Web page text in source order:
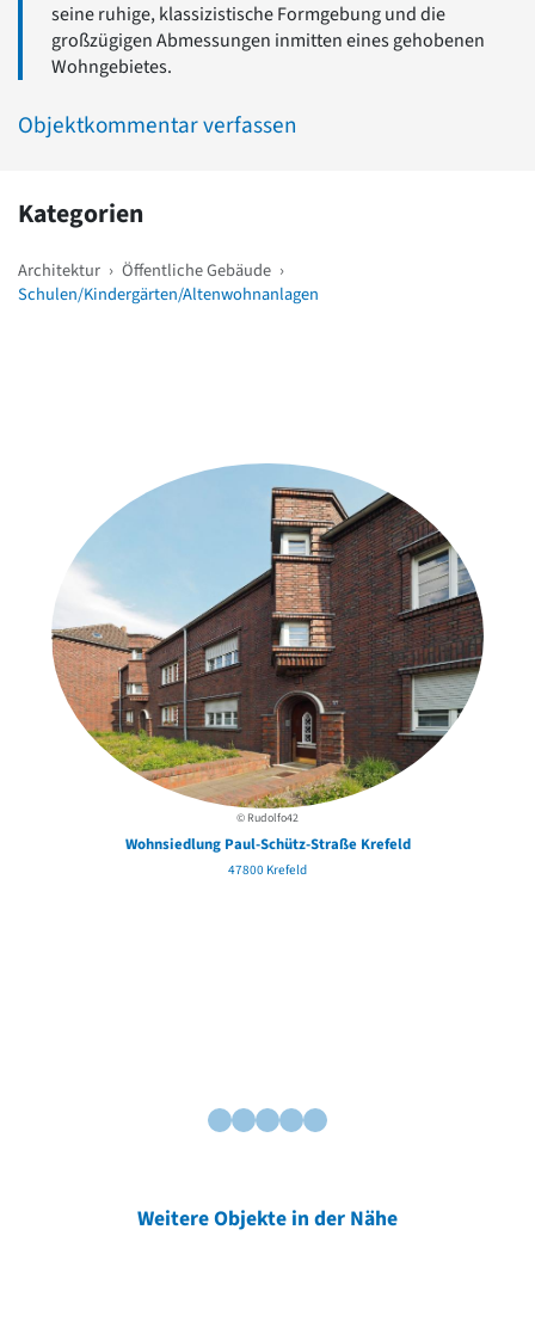
seine ruhige, klassizistische Formgebung und die
großzügigen Abmessungen inmitten eines gehobenen
Wohngebietes.
Objektkommentar verfassen
Kategorien
Architektur › Öffentliche Gebäude ›
Schulen/Kindergärten/Altenwohnanlagen
© Rudolfo42
Wohnsiedlung Paul-Schütz-Straße Krefeld
47800 Krefeld
Weitere Objekte in der Nähe